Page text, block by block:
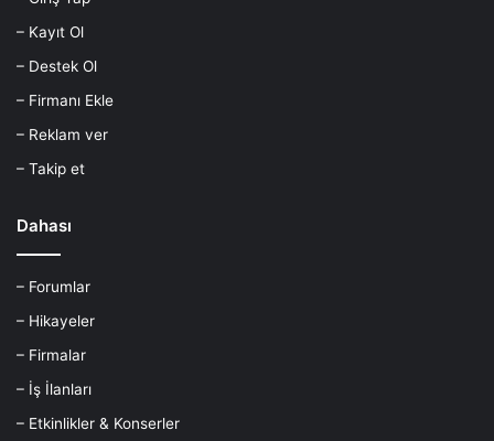
– Kayıt Ol
– Destek Ol
– Firmanı Ekle
– Reklam ver
– Takip et
Dahası
– Forumlar
– Hikayeler
– Firmalar
– İş İlanları
– Etkinlikler & Konserler